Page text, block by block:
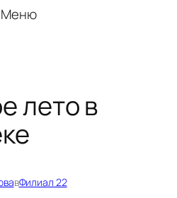
Меню
лето в
вФилиал 22